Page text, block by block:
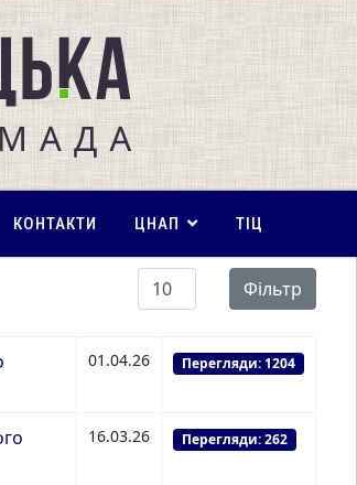
КОНТАКТИ ЦНАП ТІЦ
Показувати Фільтр
01.04.26 Перегляди: 1204
16.03.26 Перегляди: 262